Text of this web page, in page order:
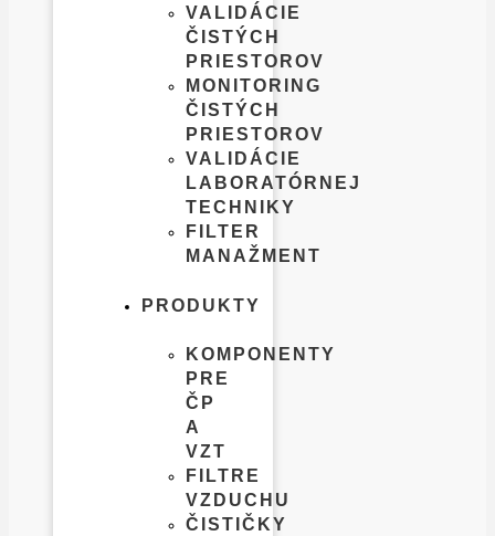
VALIDÁCIE
ČISTÝCH
PRIESTOROV
MONITORING
ČISTÝCH
PRIESTOROV
VALIDÁCIE
LABORATÓRNEJ
TECHNIKY
FILTER
MANAŽMENT
PRODUKTY
KOMPONENTY
PRE
ČP
A
VZT
FILTRE
VZDUCHU
ČISTIČKY